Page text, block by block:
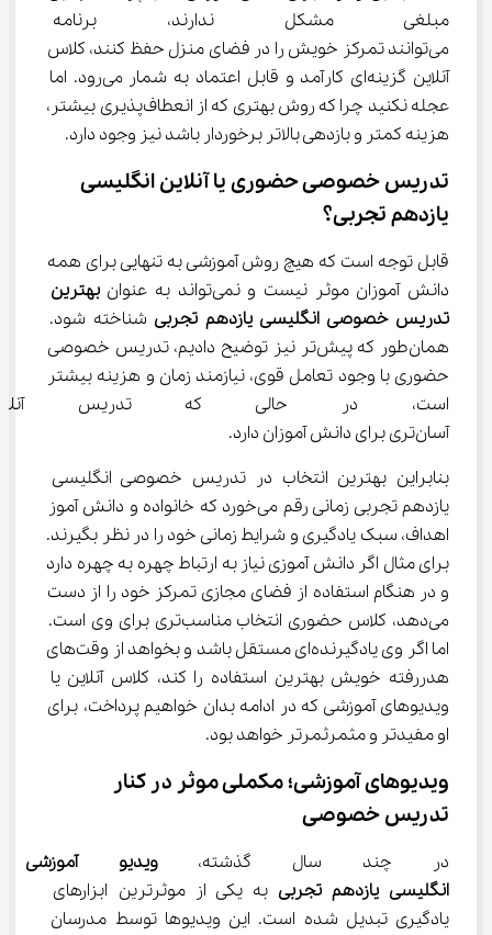
مبلغی مشکل ندارند، برنامه
می‌توانند تمرکز خویش را در فضای منزل حفظ کنند، کلاس
آنلاین گزینه‌ای کارآمد و قابل اعتماد به شمار می‌رود. اما
عجله نکنید چرا که روش بهتری که از انعطاف‌پذیری بیشتر،
هزینه کمتر و بازدهی بالاتر برخوردار باشد نیز وجود دارد.
تدریس خصوصی حضوری یا آنلاین انگلیسی
یازدهم تجربی؟
قابل توجه است که هیچ روش آموزشی به تنهایی برای همه
دانش آموزان موثر نیست و نمی‌تواند به عنوان
بهترین
تدریس خصوصی انگلیسی یازدهم تجربی شناخته شود.
همان‌طور که پیش‌تر نیز توضیح دادیم، تدریس خصوصی
حضوری با وجود تعامل قوی، نیازمند زمان و هزینه بیشتر
است، در حالی که تدریس
آسان‌تری برای دانش آموزان دارد.
بنابراین بهترین انتخاب در تدریس خصوصی انگلیسی
یازدهم تجربی زمانی رقم می‌خورد که خانواده و دانش آموز
اهداف، سبک یادگیری و شرایط زمانی خود را در نظر بگیرند.
برای مثال اگر دانش آموزی نیاز به ارتباط چهره به چهره دارد
و در هنگام استفاده از فضای مجازی تمرکز خود را از دست
می‌دهد، کلاس حضوری انتخاب مناسب‌تری برای وی است.
اما اگر وی یادگیرنده‌ای مستقل باشد و بخواهد از وقت‌های
هدررفته خویش بهترین استفاده را کند، کلاس آنلاین یا
ویدیوهای آموزشی که در ادامه بدان خواهیم پرداخت، برای
او مفیدتر و مثمرثمرتر خواهد بود.
ویدیوهای آموزشی؛ مکملی موثر در کنار
تدریس خصوصی
در چند سال گذشته، ویدیو
انگلیسی یازدهم تجربی به یکی از موثرترین ابزارهای
یادگیری تبدیل شده است. این ویدیوها توسط مدرسان